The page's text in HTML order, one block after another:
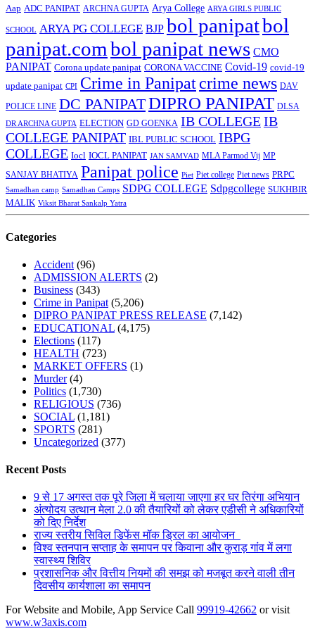
Aap ADC PANIPAT ARCHNA GUPTA Arya College ARYA GIRLS PUBLIC
SCHOOL ARYA PG COLLEGE BJP bol panipatbol
panipat.combol panipat news CMO
PANIPAT Corona update panipat CORONA VACCINE Covid-19 covid-19
update panipat CPI Crime in Panipatcrime news DAV
POLICE LINE DC PANIPATDIPRO PANIPAT DLSA
DR ARCHNA GUPTA ELECTION GD GOENKA IB COLLEGEIB
COLLEGE PANIPAT IBL PUBLIC SCHOOL IBPG
COLLEGE Iocl IOCL PANIPAT JAN SAMVAD MLA Parmod Vij MP
SANJAY BHATIYA Panipat police Piet Piet college Piet news PRPC
Samadhan camp Samadhan Camps SDPG COLLEGE Sdpgcollege SUKHBIR
MALIK Viksit Bharat Sankalp Yatra
Categories
Accident (96)
ADMISSION ALERTS (2)
Business (343)
Crime in Panipat (5,206)
DIPRO PANIPAT PRESS RELEASE (7,142)
EDUCATIONAL (4,175)
Elections (117)
HEALTH (723)
MARKET OFFERS (1)
Murder(4)
Politics (1,730)
RELIGIOUS (736)
SOCIAL (1,181)
SPORTS (281)
Uncategorized (377)
Recent Posts
9 से 17 अगस्त तक पूरे जिला में चलाया जाएगा हर घर तिरंगा अभियान
अंत्योदय उत्थान मेला 2.0 की तैयारियों को लेकर एडीसी ने अधिकारियों
को दिए निर्देश
राज्य स्तरीय सिविल डिफेंस मॉक ड्रिल का आयोजन
विश्व स्तनपान सप्ताह के समापन पर किवाना और कुराड़ गांव में लगा
स्वास्थ्य शिविर
प्रशासनिक और वित्तीय नियमों की समझ को मजबूत करने वाली तीन
दिवसीय कार्यशाला का समापन
For Website and Mobile, App Service Call 99919-42662 or visit
www.w3axis.com